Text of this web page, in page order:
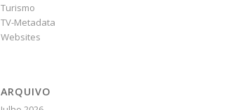
Turismo
TV-Metadata
Websites
ARQUIVO